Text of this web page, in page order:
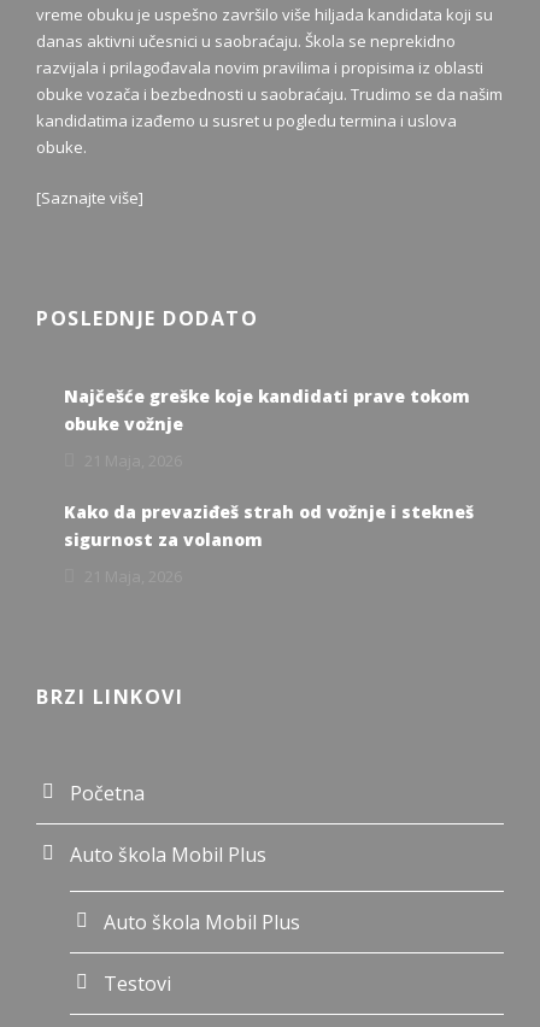
vreme obuku je uspešno završilo više hiljada kandidata koji su
danas aktivni učesnici u saobraćaju. Škola se neprekidno
razvijala i prilagođavala novim pravilima i propisima iz oblasti
obuke vozača i bezbednosti u saobraćaju. Trudimo se da našim
kandidatima izađemo u susret u pogledu termina i uslova
obuke.
[Saznajte više]
POSLEDNJE DODATO
Najčešće greške koje kandidati prave tokom
obuke vožnje
Kako da prevaziđeš strah od vožnje i stekneš
sigurnost za volanom
BRZI LINKOVI
Početna
Auto škola Mobil Plus
Auto škola Mobil Plus
Testovi